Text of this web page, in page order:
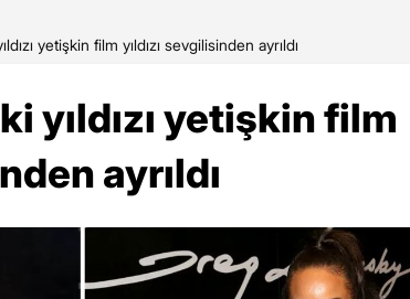
yetişkin film yıldızı sevgilisinden ayrıldı
yıldızı yetişkin film
ayrıldı